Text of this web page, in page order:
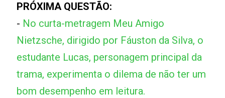
PRÓXIMA QUESTÃO:
- No curta-metragem Meu Amigo
Nietzsche, dirigido por Fáuston da Silva, o
estudante Lucas, personagem principal da
trama, experimenta o dilema de não ter um
bom desempenho em leitura.